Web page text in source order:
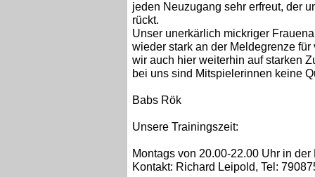
jeden Neuzugang sehr erfreut, der
rückt.
Unser unerkärlich mickriger
wieder stark an der Meldegrenze
wir auch hier weiterhin auf starken
bei uns sind Mitspielerinnen keine
Babs Rök
Unsere Trainingszeit:
Montags von 20.00-22.00 Uhr in
Kontakt: Richard Leipold, Tel: